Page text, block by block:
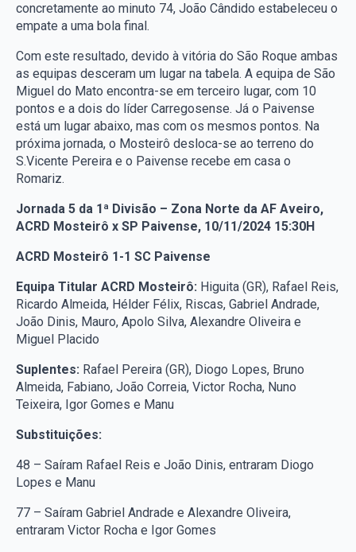
concretamente ao minuto 74, João Cândido estabeleceu o
empate a uma bola final.
Com este resultado, devido à vitória do São Roque ambas
as equipas desceram um lugar na tabela. A equipa de São
Miguel do Mato encontra-se em terceiro lugar, com 10
pontos e a dois do líder Carregosense. Já o Paivense
está um lugar abaixo, mas com os mesmos pontos. Na
próxima jornada, o Mosteirô desloca-se ao terreno do
S.Vicente Pereira e o Paivense recebe em casa o
Romariz.
Jornada 5 da 1ª Divisão – Zona Norte da AF Aveiro,
ACRD Mosteirô x SP Paivense, 10/11/2024 15:30H
ACRD Mosteirô 1-1 SC Paivense
Equipa Titular ACRD Mosteirô: Higuita (GR), Rafael Reis,
Ricardo Almeida, Hélder Félix, Riscas, Gabriel Andrade,
João Dinis, Mauro, Apolo Silva, Alexandre Oliveira e
Miguel Placido
Suplentes: Rafael Pereira (GR), Diogo Lopes, Bruno
Almeida, Fabiano, João Correia, Victor Rocha, Nuno
Teixeira, Igor Gomes e Manu
Substituições:
48 – Saíram Rafael Reis e João Dinis, entraram Diogo
Lopes e Manu
77 – Saíram Gabriel Andrade e Alexandre Oliveira,
entraram Victor Rocha e Igor Gomes